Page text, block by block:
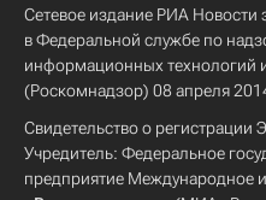
Сетевое издание РИА Новости
в Федеральной службе по
информационных технологий
(Роскомнадзор) 08 апреля
Свидетельство о
Учредитель: Федеральное
предприятие Международное